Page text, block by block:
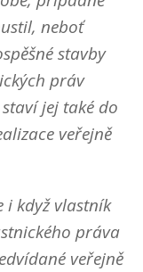
neboť
stavby
práv
jej také do
veřejně
i když vlastník
práva
veřejně